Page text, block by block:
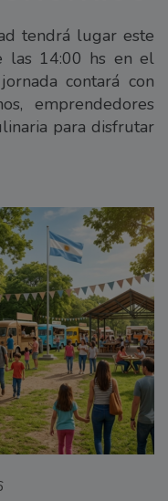
tendrá lugar este
las 14:00 hs en el
contará con
emprendedores
para disfrutar